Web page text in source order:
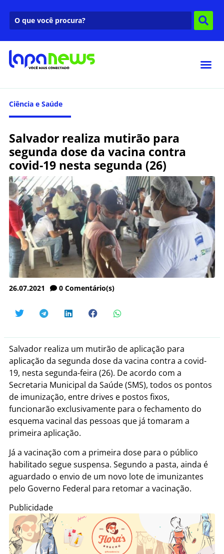
Ciência e Saúde
Salvador realiza mutirão para
segunda dose da vacina contra
covid-19 nesta segunda (26)
26.07.2021 0 Comentário(s)
Salvador realiza um mutirão de aplicação para
aplicação da segunda dose da vacina contra a covid-
19, nesta segunda-feira (26). De acordo com a
Secretaria Municipal da Saúde (SMS), todos os pontos
de imunização, entre drives e postos fixos,
funcionarão exclusivamente para o fechamento do
esquema vacinal das pessoas que já tomaram a
primeira aplicação.
Já a vacinação com a primeira dose para o público
habilitado segue suspensa. Segundo a pasta, ainda é
aguardado o envio de um novo lote de imunizantes
pelo Governo Federal para retomar a vacinação.
Publicidade